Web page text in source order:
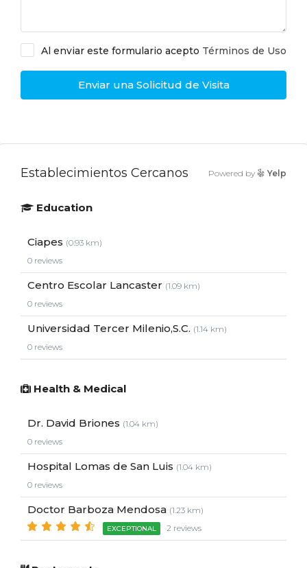
Al enviar este formulario acepto Términos de Uso
Enviar una Solicitud de Visita
Establecimientos Cercanos Powered by Yelp
Education
Ciapes (0.93 km)
0 reviews
Centro Escolar Lancaster (1.09 km)
0 reviews
Universidad Tercer Milenio,S.C. (1.14 km)
0 reviews
Health & Medical
Dr. David Briones (1.04 km)
0 reviews
Hospital Lomas de San Luis (1.04 km)
0 reviews
Doctor Barboza Mendosa (1.23 km)
EXCEPTIONAL 2 reviews